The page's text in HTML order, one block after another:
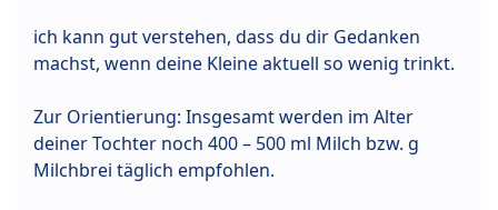
ich kann gut verstehen, dass du dir Gedanken
machst, wenn deine Kleine aktuell so wenig trinkt.
Zur Orientierung: Insgesamt werden im Alter
deiner Tochter noch 400 – 500 ml Milch bzw. g
Milchbrei täglich empfohlen.